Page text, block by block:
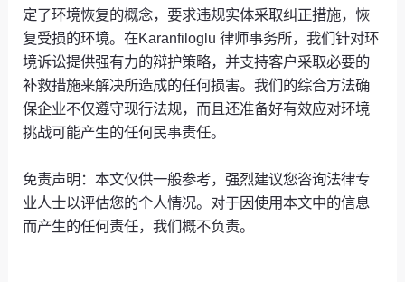
定了环境恢复的概念，要求违规实体采取纠正措施，恢
复受损的环境。在Karanfiloglu 律师事务所，我们针对环
境诉讼提供强有力的辩护策略，并支持客户采取必要的
补救措施来解决所造成的任何损害。我们的综合方法确
保企业不仅遵守现行法规，而且还准备好有效应对环境
挑战可能产生的任何民事责任。
免责声明：本文仅供一般参考，强烈建议您咨询法律专
业人士以评估您的个人情况。对于因使用本文中的信息
而产生的任何责任，我们概不负责。